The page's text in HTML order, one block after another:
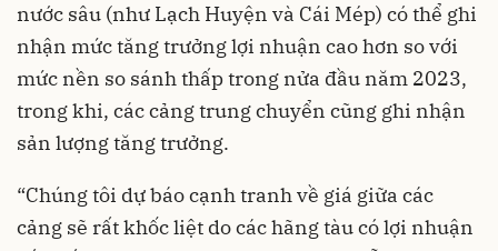
nước sâu (như Lạch Huyện và Cái Mép) có thể ghi
nhận mức tăng trưởng lợi nhuận cao hơn so với
mức nền so sánh thấp trong nửa đầu năm 2023,
trong khi, các cảng trung chuyển cũng ghi nhận
sản lượng tăng trưởng.
“Chúng tôi dự báo cạnh tranh về giá giữa các
cảng sẽ rất khốc liệt do các hãng tàu có lợi nhuận